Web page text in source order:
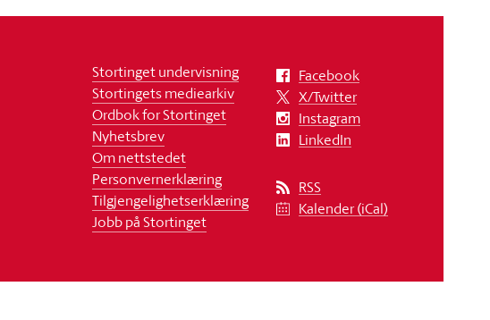
Stortinget undervisning
Stortingets mediearkiv
Ordbok for Stortinget
Nyhetsbrev
Om nettstedet
Personvernerklæring
Tilgjengelighetserklæring
Jobb på Stortinget
Facebook
X/Twitter
Instagram
LinkedIn
RSS
Kalender (iCal)